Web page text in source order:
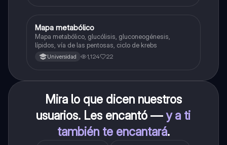
Biología
Mapa metabólico
Mapa metabólico, glucólisis, gluconeogénesis,
lípidos, vía de las pentosas, ciclo de krebs
Universidad 1,124 22
Mira lo que dicen nuestros
usuarios. Les encantó —y a ti
también te encantará.